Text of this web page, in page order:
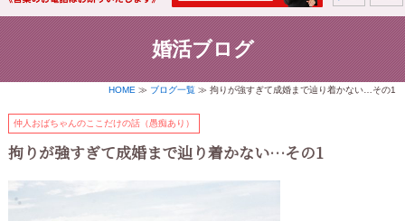
婚活ブログ
HOME ≫ ブログ一覧 ≫ 拘りが強すぎて成婚まで辿り着かない…その1
仲人おばちゃんのここだけの話（愚痴あり）
拘りが強すぎて成婚まで辿り着かない…その1